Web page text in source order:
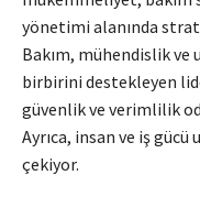
yönetimi alanında
Bakım, mühendislik ve
birbirini destekleyen
güvenlik ve verimlilik
Ayrıca, insan ve iş
çekiyor.